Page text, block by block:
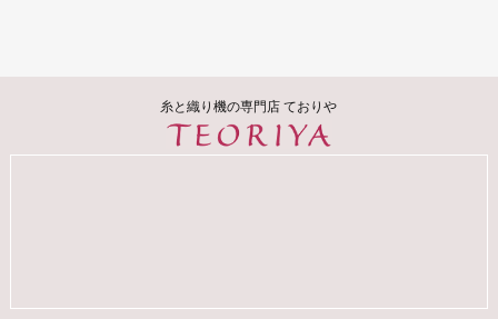
糸と織り機の専門店 ておりや